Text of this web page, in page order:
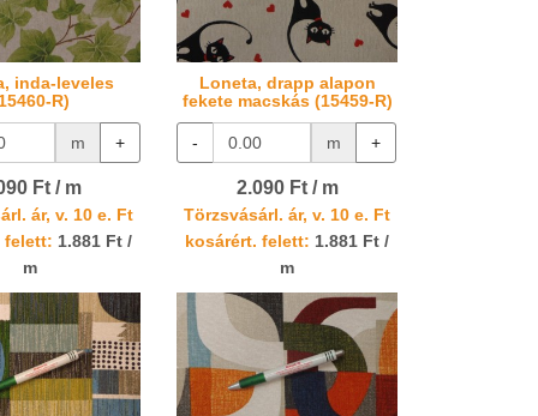
inda-leveles
R)
m +
Ft / m
ár, v. 10 e. Ft
felett: 1.881 Ft /
m
Loneta, drapp alapon
fekete macskás (15459-R)
- m +
2.090 Ft / m
Törzsvásárl. ár, v. 10 e. Ft
kosárért. felett: 1.881 Ft /
m